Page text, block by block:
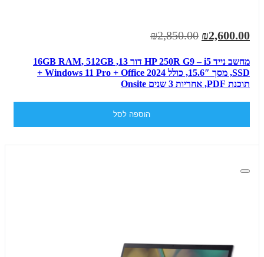
₪2,600.00
₪2,850.00
מחשב נייד HP 250R G9 – i5 דור 13, ‎16GB‎ RAM, ‎512GB
SSD‎, מסך ‎15.6″, כולל Windows 11 Pro + Office 2024 +
תוכנת PDF, אחריות 3 שנים Onsite
הוספה לסל